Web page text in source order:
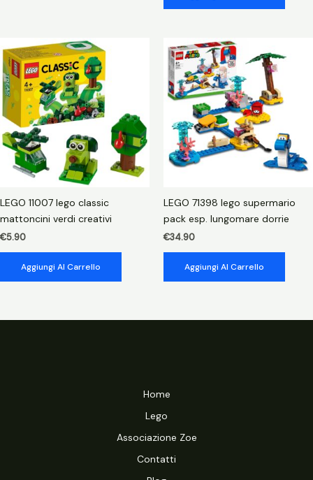
LEGO 11007 lego classic
mattoncini verdi creativi
€5.90
Aggiungi Al Carrello
LEGO 71398 lego supermario
pack esp. lungomare dorrie
€34.90
Aggiungi Al Carrello
Home
Lego
Associazione Zoe
Contatti